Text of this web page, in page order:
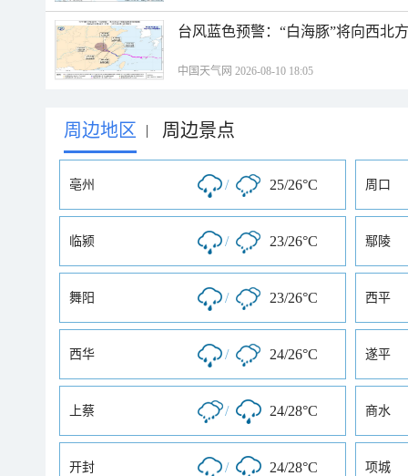
台风蓝色预警：“白海豚”将向西北
中国天气网 2026-08-10 18:05
周边地区 | 周边景点
亳州 / 25/26°C 周口
临颍 / 23/26°C 鄢陵
舞阳 / 23/26°C 西平
西华 / 24/26°C 遂平
上蔡 / 24/28°C 商水
开封 / 24/28°C 项城